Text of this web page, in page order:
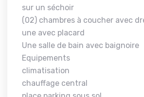
sur un séchoir
(02) chambres à coucher avec
une avec placard
Une salle de bain avec baignoire
Equipements
climatisation
chauffage central